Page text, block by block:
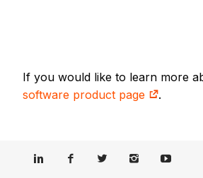
If you would like to learn more
software product page
.